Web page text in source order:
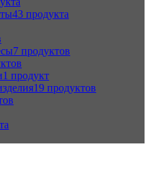
43 продукта
7 продуктов
1 продукт
19 продуктов